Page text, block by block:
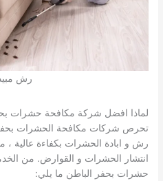
رش
لماذا افضل شركة مكافحة حشرات
تحرص شركات مكافحة الحشرات بحفر
رش و ابادة الحشرات بكفاءة عالية
انتشار الحشرات و القوارض. من
حشرات بحفر الباطن ما يلي: